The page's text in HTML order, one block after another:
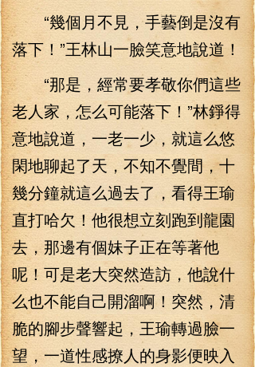
“幾個月不見，手藝倒是沒有
落下！”王林山一臉笑意地說道！
“那是，經常要孝敬你們這些
老人家，怎么可能落下！”林錚得
意地說道，一老一少，就這么悠
閑地聊起了天，不知不覺間，十
幾分鐘就這么過去了，看得王瑜
直打哈欠！他很想立刻跑到龍園
去，那邊有個妹子正在等著他
呢！可是老大突然造訪，他說什
么也不能自己開溜啊！突然，清
脆的腳步聲響起，王瑜轉過臉一
望，一道性感撩人的身影便映入